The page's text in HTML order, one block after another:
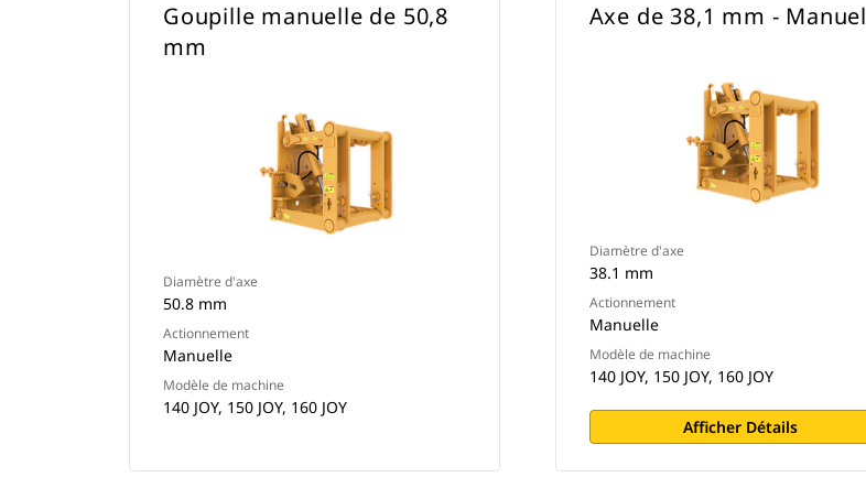
Goupille manuelle de 50,8
mm
Diamètre d'axe
50.8 mm
Actionnement
Manuelle
Modèle de machine
140 JOY, 150 JOY, 160 JOY
Axe de 38,1 mm - Manuel
Diamètre d'axe
38.1 mm
Actionnement
Manuelle
Modèle de machine
140 JOY, 150 JOY, 160 JOY
Afficher Détails